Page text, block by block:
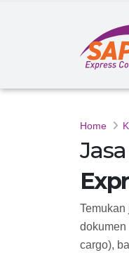
Home
dokumen
cargo),